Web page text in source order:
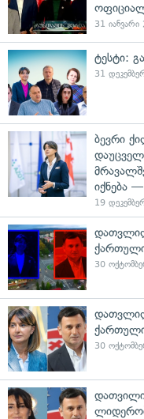
31
ტესტი:
31
ბევრი
იქნება
19
ქართული
30
30